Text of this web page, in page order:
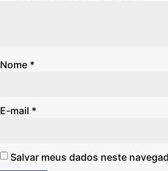
Nome *
E-mail *
Salvar meus dados neste